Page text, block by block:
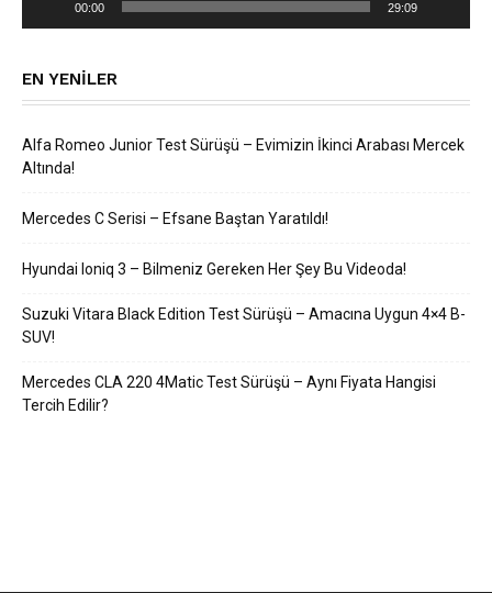
00:00 29:09
EN YENILER
Alfa Romeo Junior Test Sürüşü – Evimizin İkinci Arabası Mercek
Altında!
Mercedes C Serisi – Efsane Baştan Yaratıldı!
Hyundai Ioniq 3 – Bilmeniz Gereken Her Şey Bu Videoda!
Suzuki Vitara Black Edition Test Sürüşü – Amacına Uygun 4×4 B-
SUV!
Mercedes CLA 220 4Matic Test Sürüşü – Aynı Fiyata Hangisi
Tercih Edilir?